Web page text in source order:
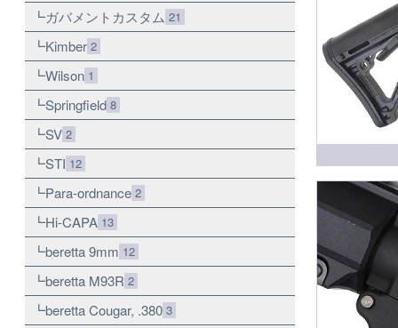
ガバメントカスタム 21
Kimber 2
Wilson 1
Springfield 8
SV 2
STI 12
Para-ordnance 2
Hi-CAPA 13
beretta 9mm 12
beretta M93R 2
beretta Cougar, .380 3